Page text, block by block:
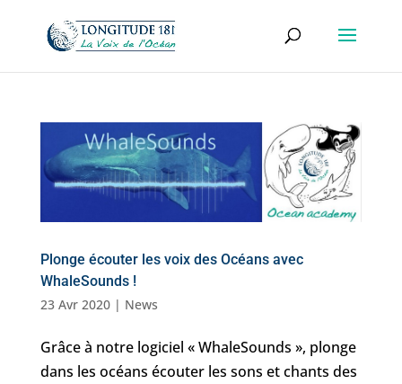
Plonge écouter les voix des Océans avec
WhaleSounds !
23 Avr 2020| News
Grâce à notre logiciel « WhaleSounds », plonge
dans les océans écouter les sons et chants des